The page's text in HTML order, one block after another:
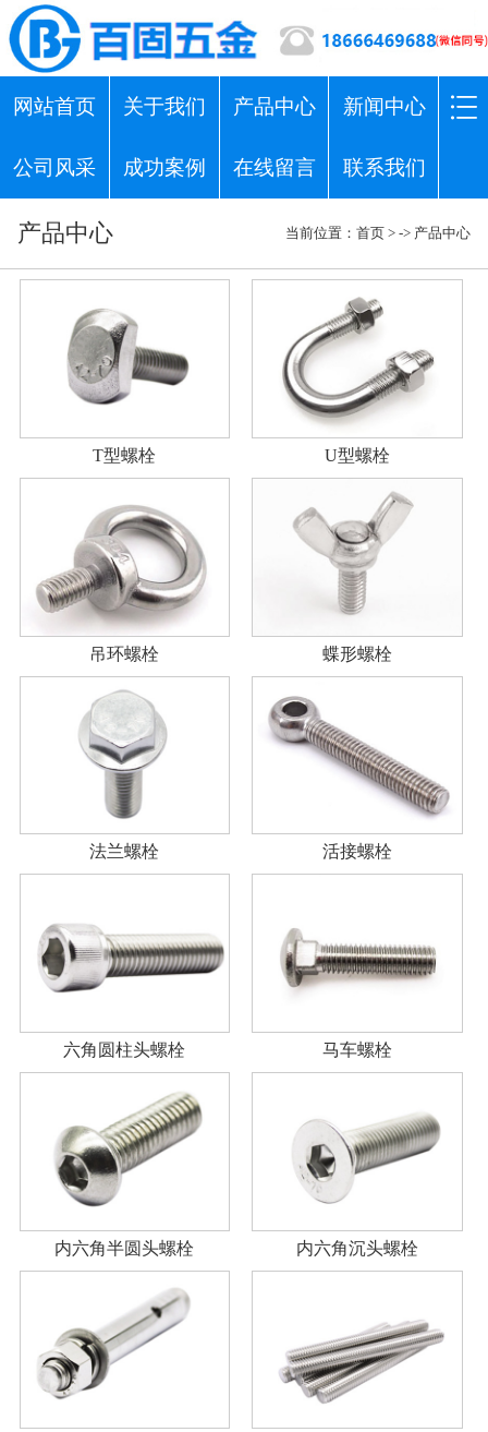
网站首页 关于我们 产品中心 新闻中心
公司风采 成功案例 在线留言 联系我们
产品中心 当前位置： 首页 > -> 产品中心
T型螺栓 U型螺栓
吊环螺栓 蝶形螺栓
法兰螺栓 活接螺栓
六角圆柱头螺栓 马车螺栓
内六角半圆头螺栓 内六角沉头螺栓